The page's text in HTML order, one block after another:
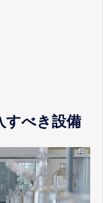
すべき設備